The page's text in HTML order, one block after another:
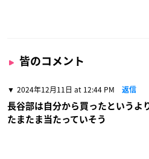
皆のコメント
2024年12月11日 at 12:44 PM 返信
長谷部は自分から買ったというよ
たまたま当たっていそう